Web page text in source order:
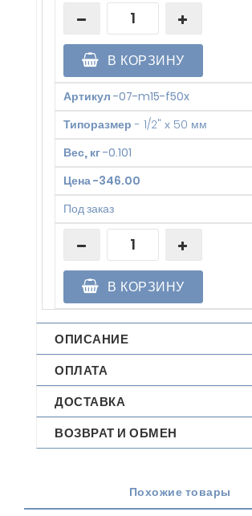
В КОРЗИНУ
Артикул -07-m15-f50x
Типоразмер - 1/2" х 50 мм
Вес, кг-0.101
Цена-346.00
Под заказ
В КОРЗИНУ
ОПИСАНИЕ
ОПЛАТА
ДОСТАВКА
ВОЗВРАТ И ОБМЕН
Похожие товары